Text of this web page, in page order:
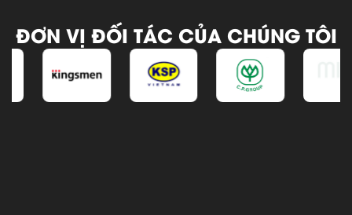
ĐƠN VỊ ĐỐI TÁC CỦA CHÚNG TÔI